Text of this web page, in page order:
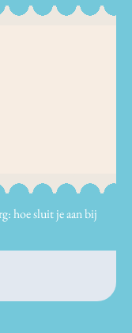
hoe sluit je aan bij